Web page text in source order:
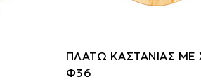
ΠΛΑΤΩ ΚΑΣΤΑΝΙΑΣ ΜΕ
Φ36